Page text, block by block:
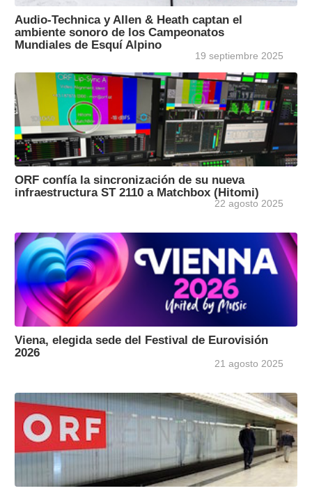
Audio-Technica y Allen & Heath captan el
ambiente sonoro de los Campeonatos
Mundiales de Esquí Alpino
19 septiembre 2025
ORF confía la sincronización de su nueva
infraestructura ST 2110 a Matchbox (Hitomi)
22 agosto 2025
Viena, elegida sede del Festival de Eurovisión
2026
21 agosto 2025